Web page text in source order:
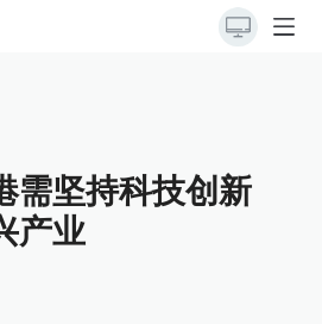
需坚持科技创新
产业